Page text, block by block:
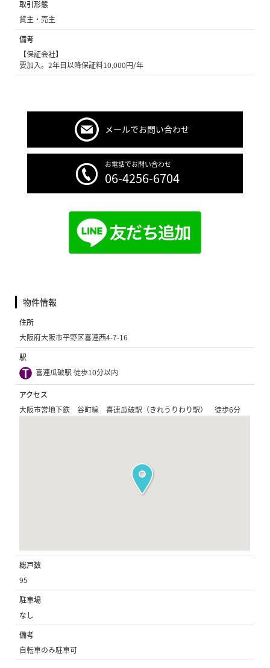
取引形態
貸主・売主
備考
【保証会社】
要加入。2年目以降保証料10,000円/年
メールでお問い合わせ
お電話でお問い合わせ
06-4256-6704
物件情報
住所
大阪府大阪市平野区喜連西4-7-16
駅
喜連瓜破駅 徒歩10分以内
アクセス
大阪市営地下鉄 谷町線 喜連瓜破駅（きれうりわり駅） 徒歩6分
総戸数
95
駐車場
なし
備考
自転車のみ駐車可